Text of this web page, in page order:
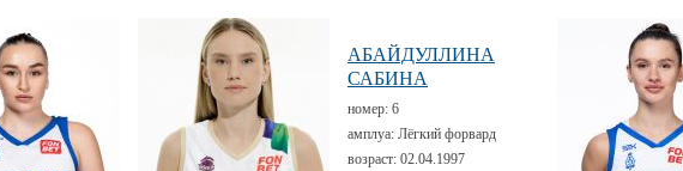
АБАЙДУЛЛИНА
САБИНА
номер: 6
амплуа: Лёгкий форвард
возраст: 02.04.1997